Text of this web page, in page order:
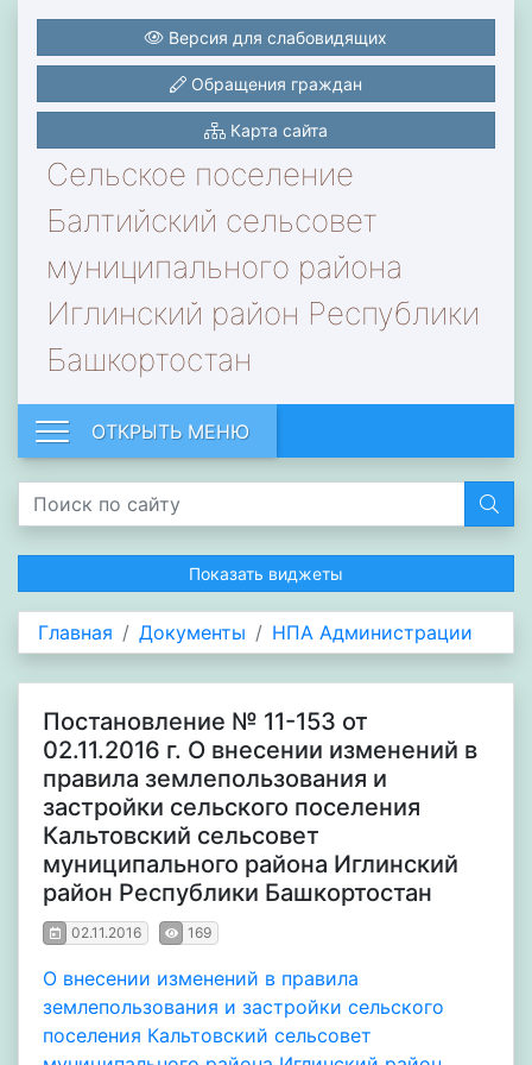
Сельское поселение
Балтийский сельсовет
муниципального района
Иглинский район Республики
Башкортостан
Версия для слабовидящих
Обращения граждан
Карта сайта
ОТКРЫТЬ МЕНЮ
Показать виджеты
Главная Документы НПА Администрации
Постановление № 11-153 от
02.11.2016 г. О внесении изменений в
правила землепользования и
застройки сельского поселения
Кальтовский сельсовет
муниципального района Иглинский
район Республики Башкортостан
02.11.2016 169
О внесении изменений в правила
землепользования и застройки сельского
поселения Кальтовский сельсовет